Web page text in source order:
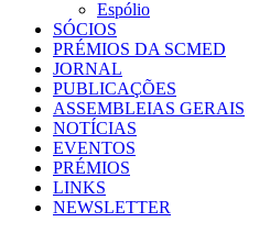
Espólio
SÓCIOS
PRÉMIOS DA SCMED
JORNAL
PUBLICAÇÕES
ASSEMBLEIAS GERAIS
NOTÍCIAS
EVENTOS
PRÉMIOS
LINKS
NEWSLETTER